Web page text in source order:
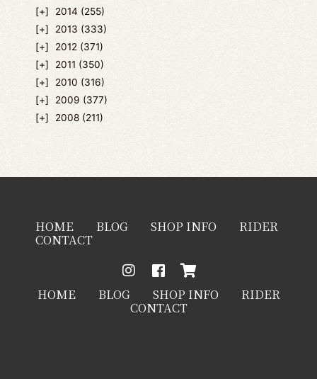
2014 (255)
2013 (333)
2012 (371)
2011 (350)
2010 (316)
2009 (377)
2008 (211)
HOME BLOG SHOP INFO RIDER
CONTACT
HOME BLOG SHOP INFO RIDER
CONTACT